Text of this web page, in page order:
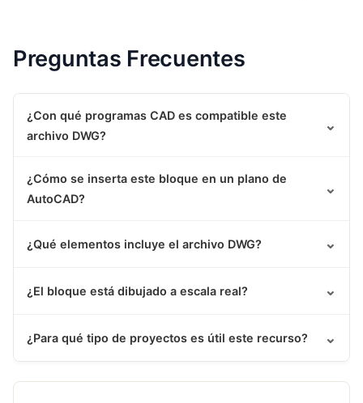
Preguntas Frecuentes
¿Con qué programas CAD es compatible este
archivo DWG?
⌄
¿Cómo se inserta este bloque en un plano de
AutoCAD?
⌄
¿Qué elementos incluye el archivo DWG? ⌄
¿El bloque está dibujado a escala real? ⌄
¿Para qué tipo de proyectos es útil este recurso? ⌄